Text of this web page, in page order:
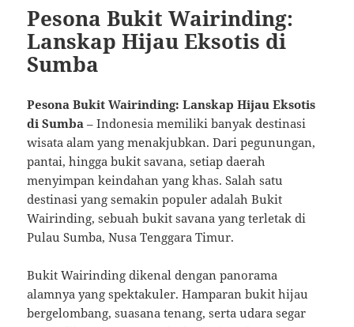
Pesona Bukit Wairinding:
Lanskap Hijau Eksotis di
Sumba
Pesona Bukit Wairinding: Lanskap Hijau Eksotis
di Sumba – Indonesia memiliki banyak destinasi
wisata alam yang menakjubkan. Dari pegunungan,
pantai, hingga bukit savana, setiap daerah
menyimpan keindahan yang khas. Salah satu
destinasi yang semakin populer adalah Bukit
Wairinding, sebuah bukit savana yang terletak di
Pulau Sumba, Nusa Tenggara Timur.
Bukit Wairinding dikenal dengan panorama
alamnya yang spektakuler. Hamparan bukit hijau
bergelombang, suasana tenang, serta udara segar